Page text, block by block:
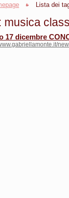
Lista dei
musica
17 dicembre